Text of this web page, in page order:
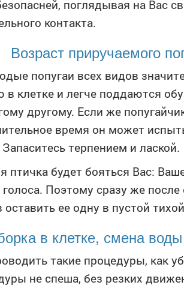
поглядывая на Вас
контакта.
Возраст приручаемого
попугаи всех видов
клетке и легче поддаются
другому. Если же
время он может
терпением и лаской.
птичка будет бояться Вас:
Поэтому сразу же
ее одну в пустой
в клетке, смена
такие процедуры, как
не спеша, без резких